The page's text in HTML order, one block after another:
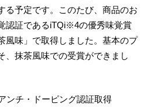
る予定です。このたび、商品のお
認証であるiTQi※4の優秀味覚賞
風味」で取得しました。基本のプ
、抹茶風味での受賞ができまし
ンチ・ドーピング認証取得